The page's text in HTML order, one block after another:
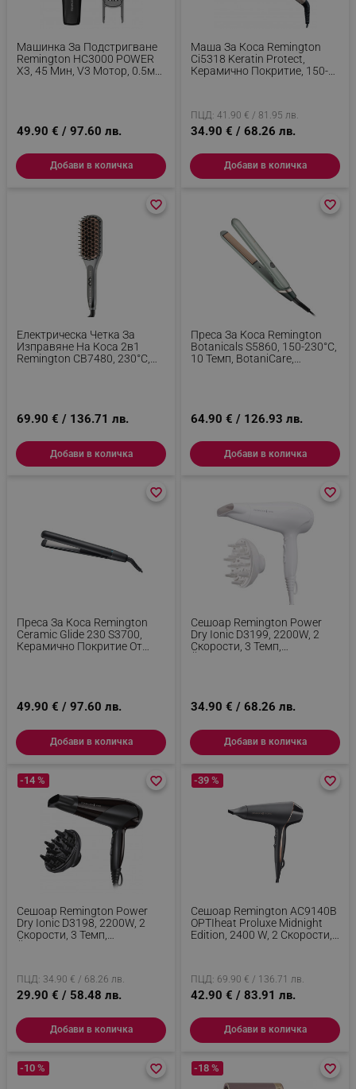
Машинка За Подстригване
Remington HC3000 POWER
X3, 45 Мин, V3 Мотор, 0.5мм
49.90 € / 97.60 лв.
Добави в количка
Маша За Коса Remington
Ci5318 Keratin Protect,
Керамично Покритие, 150-
ПЦД: 41.90 € / 81.95 лв.
34.90 € / 68.26 лв.
Добави в количка
Електрическа Четка За
Изправяне На Коса 2в1
Remington CB7480, 230°C,
69.90 € / 136.71 лв.
favorite_border
favorite_border
Добави в количка
Преса За Коса Remington
Botanicals S5860, 150-230°C,
10 Темп, BotaniCare,
64.90 € / 126.93 лв.
favorite_border
favorite_border
Добави в количка
Преса За Коса Remington
Ceramic Glide 230 S3700,
Керамично Покритие От
49.90 € / 97.60 лв.
favorite_border
favorite_border
Добави в количка
Сешоар Remington Power
Dry Ionic D3199, 2200W, 2
Скорости, 3 Темп,
34.90 € / 68.26 лв.
favorite_border
favorite_border
Добави в количка
Сешоар Remington Power
Dry Ionic D3198, 2200W, 2
Скорости, 3 Темп,
-14 %
ПЦД: 34.90 € / 68.26 лв.
29.90 € / 58.48 лв.
favorite_border
favorite_border
Добави в количка
Сешоар Remington AC9140B
OPTIheat Proluxe Midnight
Edition, 2400 W, 2 Скорости,
-39 %
ПЦД: 69.90 € / 136.71 лв.
42.90 € / 83.91 лв.
favorite_border
favorite_border
Добави в количка
-10 % favorite_border
favorite_border -18 % favorite_border
favorite_border